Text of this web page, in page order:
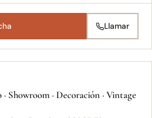
Llamar
Showroom · Decoración · Vintage